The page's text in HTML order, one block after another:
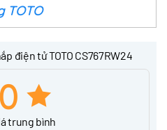
TOTO
điện tử TOTO CS767RW24
trung bình